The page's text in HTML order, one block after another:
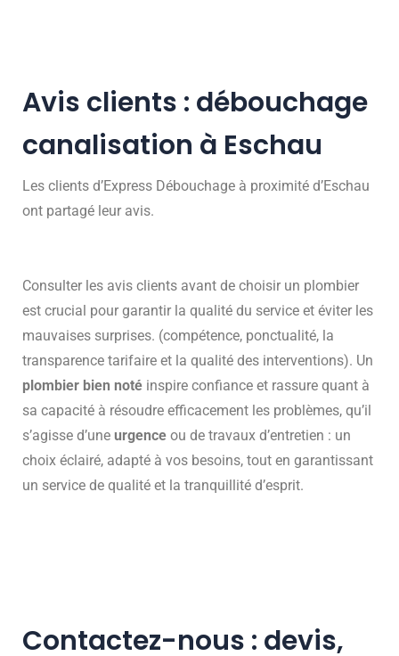
Avis clients : débouchage
canalisation à Eschau
Les clients d’Express Débouchage à proximité d’Eschau
ont partagé leur avis.
Consulter les avis clients avant de choisir un plombier
est crucial pour garantir la qualité du service et éviter les
mauvaises surprises. (compétence, ponctualité, la
transparence tarifaire et la qualité des interventions). Un
plombier bien noté inspire confiance et rassure quant à
sa capacité à résoudre efficacement les problèmes, qu’il
s’agisse d’une urgence ou de travaux d’entretien : un
choix éclairé, adapté à vos besoins, tout en garantissant
un service de qualité et la tranquillité d’esprit.
Contactez-nous : devis,